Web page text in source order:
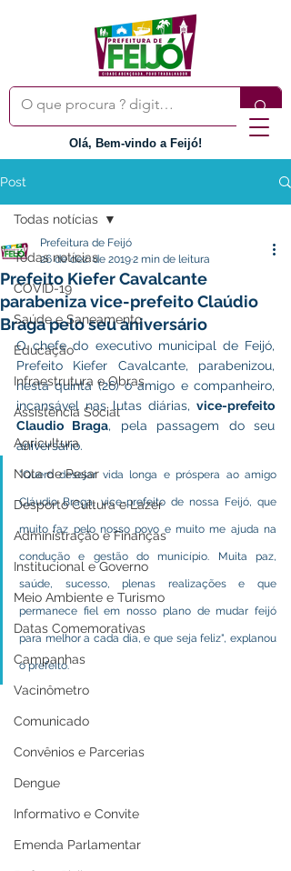
Olá, Bem-vindo a Feijó!
Post
Todas notícias
COVID-19
Saúde e Saneamento
Educação
Infraestrutura e Obras
Assistência Social
Agricultura
Nota de Pesar
Desporto Cultura e Lazer
Administração e Finanças
Institucional e Governo
Meio Ambiente e Turismo
Datas Comemorativas
Campanhas
Vacinômetro
Comunicado
Convênios e Parcerias
Dengue
Informativo e Convite
Emenda Parlamentar
Todas notícias
Prefeito Kiefer Cavalcante
parabeniza vice-prefeito Claúdio
Braga pelo seu aniversário
Prefeitura de Feijó
26 de dez. de 20192 min de leitura
O chefe do executivo municipal de Feijó,
Prefeito Kiefer Cavalcante, parabenizou,
nesta quinta (26) o amigo e companheiro,
incansável nas lutas diárias, vice-prefeito
Claudio Braga, pela passagem do seu
aniversário.
"Quero desejar vida longa e próspera ao amigo
Cláudio Braga, vice-prefeito de nossa Feijó, que
muito faz pelo nosso povo e muito me ajuda na
condução e gestão do município. Muita paz,
saúde, sucesso, plenas realizações e que
permanece fiel em nosso plano de mudar feijó
para melhor a cada dia, e que seja feliz", explanou
o prefeito.